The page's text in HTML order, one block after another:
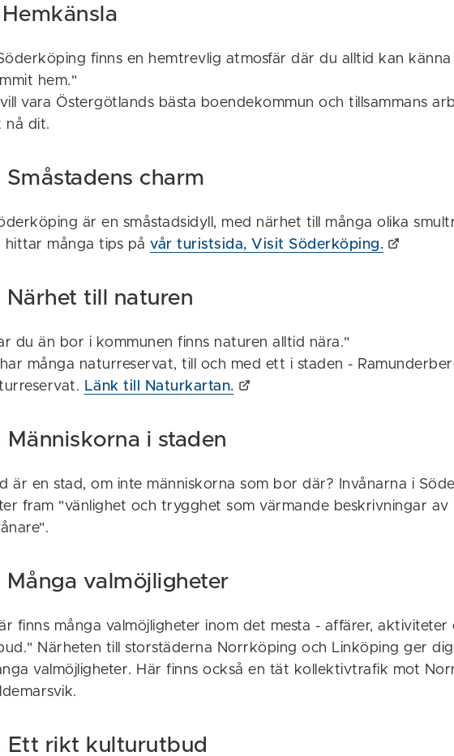
Hemkänsla
finns en hemtrevlig atmosfär där du alltid kan
hem."
vara Östergötlands bästa boendekommun och tillsammans
nå dit.
Småstadens charm
är en småstadsidyll, med närhet till många olika
hittar många tips på vår turistsida, Visit Söderköping.
Närhet till naturen
du än bor i kommunen finns naturen alltid nära."
många naturreservat, till och med ett i staden -
Länk till Naturkartan.
Människorna i staden
är en stad, om inte människorna som bor där? Invånarna i
fram "vänlighet och trygghet som värmande beskrivningar av
Många valmöjligheter
finns många valmöjligheter inom det mesta - affärer,
Närheten till storstäderna Norrköping och Linköping ger
valmöjligheter. Här finns också en tät kollektivtrafik mot
Ett rikt kulturutbud